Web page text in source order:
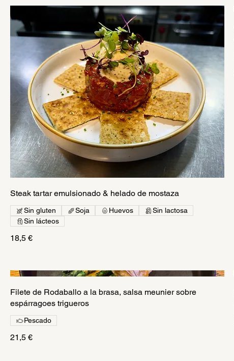
Steak tartar emulsionado & helado de mostaza
18,5 €
Sin gluten Soja Huevos
Sin lactosa
Sin lácteos
Filete de Rodaballo a la brasa, salsa meunier sobre
espárragoes trigueros
21,5 €
Pescado